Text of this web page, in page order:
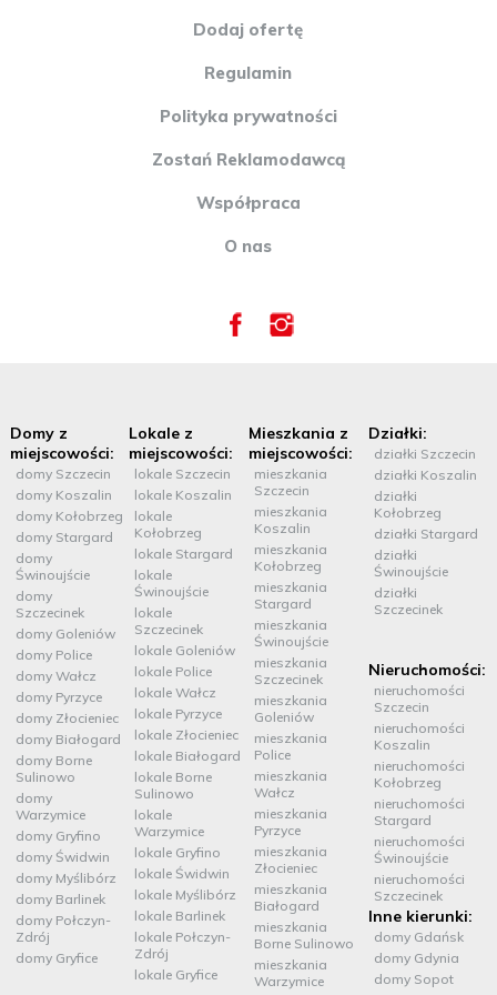
naszych oddziałów! www.mikulski-nieruchomosci.pl :: Oferta
Dodaj ofertę
Regulamin
Polityka prywatności
Zostań Reklamodawcą
Współpraca
O nas
Domy z
miejscowości:
domy Szczecin
domy Koszalin
domy Kołobrzeg
domy Stargard
domy
Świnoujście
domy
Szczecinek
domy Goleniów
domy Police
domy Wałcz
domy Pyrzyce
domy Złocieniec
domy Białogard
domy Borne
Sulinowo
domy
Warzymice
domy Gryfino
domy Świdwin
domy Myślibórz
domy Barlinek
domy Połczyn-
Zdrój
domy Gryfice
Lokale z
miejscowości:
lokale Szczecin
lokale Koszalin
lokale
Kołobrzeg
lokale Stargard
lokale
Świnoujście
lokale
Szczecinek
lokale Goleniów
lokale Police
lokale Wałcz
lokale Pyrzyce
lokale Złocieniec
lokale Białogard
lokale Borne
Sulinowo
lokale
Warzymice
lokale Gryfino
lokale Świdwin
lokale Myślibórz
lokale Barlinek
lokale Połczyn-
Zdrój
lokale Gryfice
Mieszkania z
miejscowości:
mieszkania
Szczecin
mieszkania
Koszalin
mieszkania
Kołobrzeg
mieszkania
Stargard
mieszkania
Świnoujście
mieszkania
Szczecinek
mieszkania
Goleniów
mieszkania
Police
mieszkania
Wałcz
mieszkania
Pyrzyce
mieszkania
Złocieniec
mieszkania
Białogard
mieszkania
Borne Sulinowo
mieszkania
Warzymice
Działki:
działki Szczecin
działki Koszalin
działki
Kołobrzeg
działki Stargard
działki
Świnoujście
działki
Szczecinek
Nieruchomości:
nieruchomości
Szczecin
nieruchomości
Koszalin
nieruchomości
Kołobrzeg
nieruchomości
Stargard
nieruchomości
Świnoujście
nieruchomości
Szczecinek
Inne kierunki:
domy Gdańsk
domy Gdynia
domy Sopot